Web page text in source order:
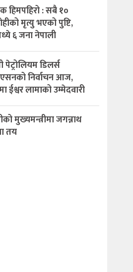
हिमपहिरो : सबै १०
मृत्यु भएको पुष्टि,
६ जना नेपाली
पेट्रोलियम डिलर्स
निर्वाचन आज,
ईश्वर लामाको उम्मेदवारी
मुख्यमन्त्रीमा जगन्नाथ
तय